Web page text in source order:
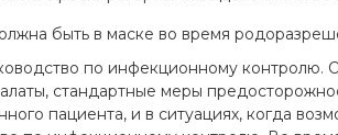
быть в маске во время
по инфекционному контролю.
стандартные меры
пациента, и в ситуациях, когда